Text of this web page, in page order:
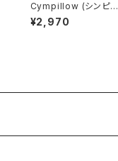
Cympillow (シンピロ
ー) ソフトホワイト / シ
ンバルの音が激変する
¥2,970